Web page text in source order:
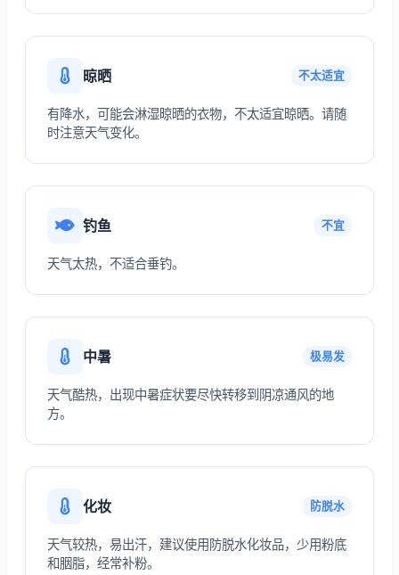
晾晒 不太适宜
有降水，可能会淋湿晾晒的衣物，不太适宜晾晒。请随
时注意天气变化。
钓鱼 不宜
天气太热，不适合垂钓。
中暑 极易发
天气酷热，出现中暑症状要尽快转移到阴凉通风的地
方。
化妆 防脱水
天气较热，易出汗，建议使用防脱水化妆品，少用粉底
和胭脂，经常补粉。